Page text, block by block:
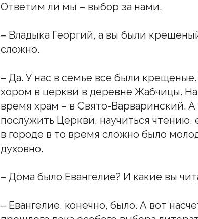
Ответим ли мы – выбор за нами.
– Владыка Георгий, а вы были
сложно.
– Да. У нас в семье все были
хором в церкви в деревне Жабчицы.
время храм – в Свято-Варваринский. А
послужить Церкви, научиться
в городе в то время сложно было
духовно.
– Дома было Евангелие? И какие вы
– Евангелие, конечно, было. А вот